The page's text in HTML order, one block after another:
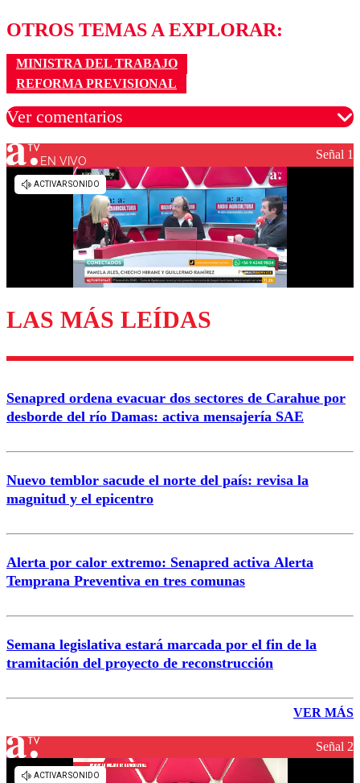
OTROS TEMAS A EXPLORAR:
MINISTRA DEL TRABAJO
REFORMA PREVISIONAL
Ver comentarios
Los comentarios son moderados para garantizar un
diálogo respetuoso.
Enviar comentario
EN VIVO Señal 1
LAS MÁS LEÍDAS
Senapred ordena evacuar dos sectores de Carahue por
desborde del río Damas: activa mensajería SAE
Nuevo temblor sacude el norte del país: revisa la
magnitud y el epicentro
Alerta por calor extremo: Senapred activa Alerta
Temprana Preventiva en tres comunas
Semana legislativa estará marcada por el fin de la
tramitación del proyecto de reconstrucción
VER MÁS
Señal 2